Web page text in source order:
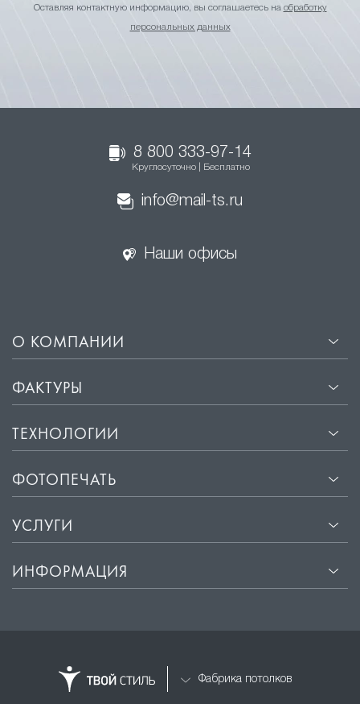
Оставляя контактную информацию, вы соглашаетесь на обработку
персональных данных
8 800 333-97-14
Круглосуточно | Бесплатно
info@mail-ts.ru
Наши офисы
О КОМПАНИИ
ФАКТУРЫ
ТЕХНОЛОГИИ
ФОТОПЕЧАТЬ
УСЛУГИ
ИНФОРМАЦИЯ
Фабрика потолков